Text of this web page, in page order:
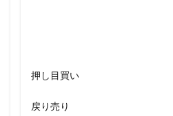
押し目買い
戻り売り